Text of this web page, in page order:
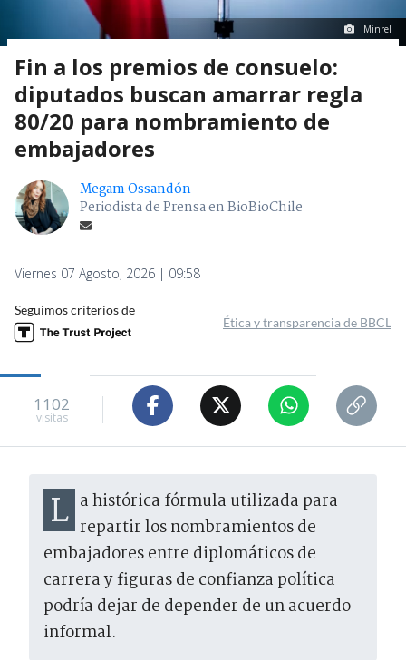
Minrel
Fin a los premios de consuelo:
diputados buscan amarrar regla
80/20 para nombramiento de
embajadores
Megam Ossandón
Periodista de Prensa en BioBioChile
Viernes 07 Agosto, 2026 | 09:58
Seguimos criterios de
Ética y transparencia de BBCL
1102
visitas
La histórica fórmula utilizada para repartir los nombramientos de
embajadores entre diplomáticos de
carrera y figuras de confianza política
podría dejar de depender de un acuerdo
informal.